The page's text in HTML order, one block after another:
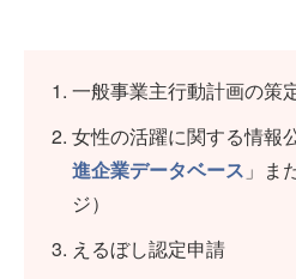
一般事業主行動計画の策
女性の活躍に関する情報
進企業データベース 」ま
ジ）
えるぼし認定申請